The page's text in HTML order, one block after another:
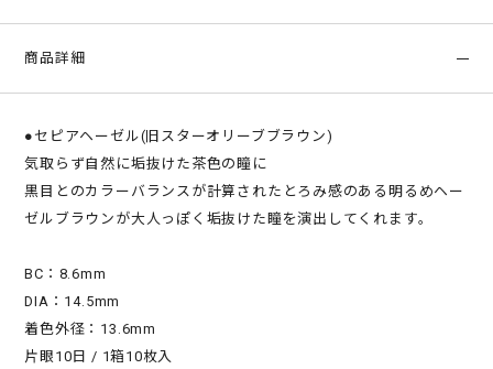
商品詳細
●セピアヘーゼル(旧スターオリーブブラウン)
気取らず自然に垢抜けた茶色の瞳に
黒目とのカラーバランスが計算されたとろみ感のある明るめヘー
ゼルブラウンが大人っぽく垢抜けた瞳を演出してくれます。
BC：8.6mm
DIA：14.5mm
着色外径：13.6mm
片眼10日 / 1箱10枚入